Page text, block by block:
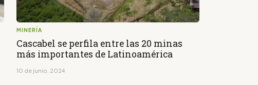
MINERÍA
Cascabel se perfila entre las 20 minas
más importantes de Latinoamérica
10 de junio, 2024